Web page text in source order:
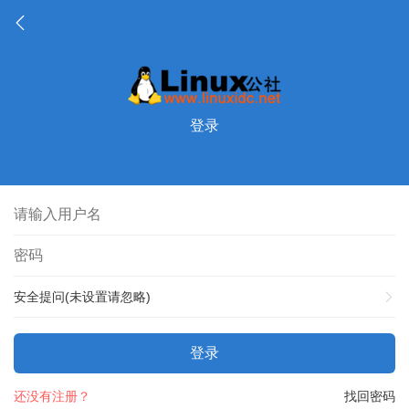
登录
安全提问(未设置请忽略)
登录
找回密码
还没有注册？